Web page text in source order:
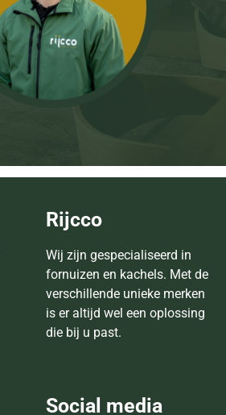
Rijcco
Wij zijn gespecialiseerd in
fornuizen en kachels. Met de
verschillende unieke merken
is er altijd wel een oplossing
die bij u past.
Social media